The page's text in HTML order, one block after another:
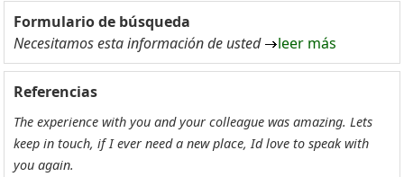
Formulario de búsqueda
Necesitamos esta información de usted
leer más
Referencias
The experience with you and your colleague was amazing. Lets
keep in touch, if I ever need a new place, Id love to speak with
you again.